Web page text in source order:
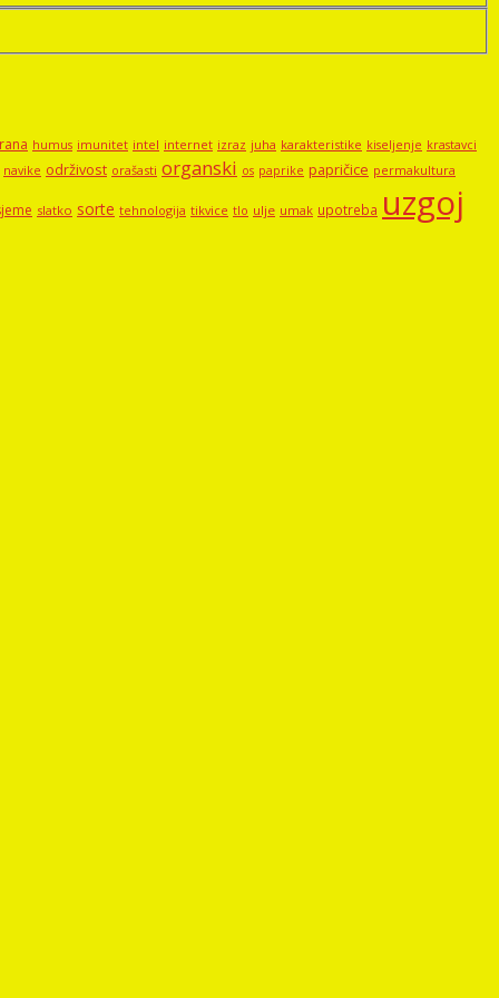
humus imunitet intel internet izraz juha karakteristike kiseljenje krastavci
navike održivost orašasti organski os paprike papričice permakultura
slatko sorte tehnologija tikvice tlo ulje umak upotreba uzgoj